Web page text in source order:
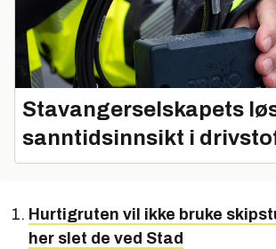
Stavangerselskapets
sanntidsinnsikt i
Hurtigruten vil ikke bruke
her slet de ved Stad